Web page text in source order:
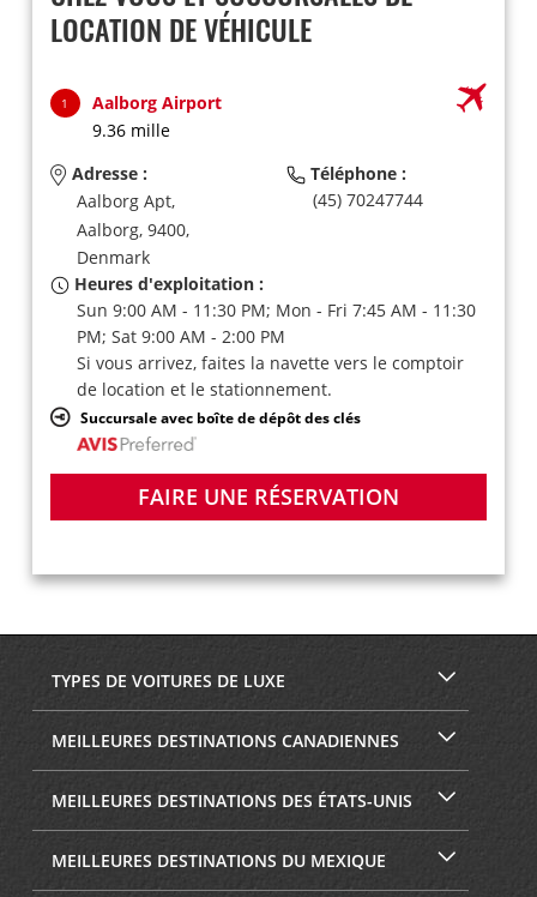
LOCATION DE VÉHICULE
1
Aalborg Airport
9.36 mille
Adresse :
Aalborg Apt,
Aalborg, 9400,
Denmark
Téléphone :
(45) 70247744
Heures d'exploitation :
Sun 9:00 AM - 11:30 PM; Mon - Fri 7:45 AM - 11:30
PM; Sat 9:00 AM - 2:00 PM
Si vous arrivez, faites la navette vers le comptoir
de location et le stationnement.
Succursale avec boîte de dépôt des clés
FAIRE UNE RÉSERVATION
TYPES DE VOITURES DE LUXE
MEILLEURES DESTINATIONS CANADIENNES
MEILLEURES DESTINATIONS DES ÉTATS-UNIS
MEILLEURES DESTINATIONS DU MEXIQUE